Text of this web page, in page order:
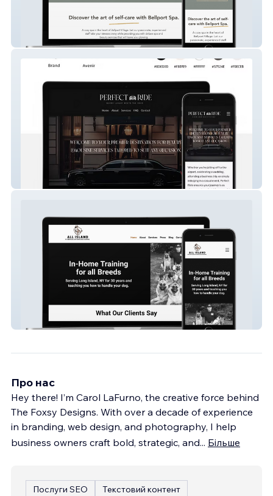
Bellport Spa
Perfect Ride LLC
All Island K9 Services
Про нас
Hey there! I’m Carol LaFurno, the creative force behind
The Foxsy Designs. With over a decade of experience
in branding, web design, and photography, I help
business owners craft bold, strategic, and... Більше
Послуги SEO
Текстовий контент